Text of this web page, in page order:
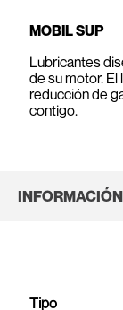
MOBIL SUP
Lubricantes
de su motor.
reducción de
contigo.
Tipo